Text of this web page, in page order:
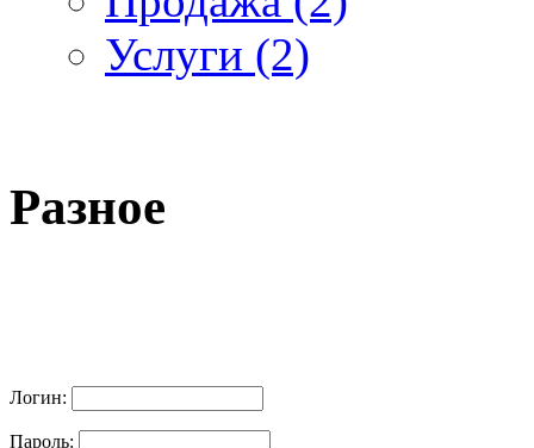
Услуги (2)
Разное
Логин:
Пароль: